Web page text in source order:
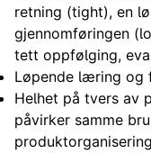
retning (tight), en
gjennomføringen
tett oppfølging,
Løpende læring og
Helhet på tvers av
påvirker samme